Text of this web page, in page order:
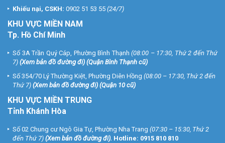
Online của công ty chúng tôi. Chúng tôi xin cam kết tất cả những
trong gian hàng đều có nguồn gốc và
xuất xứ rõ ràng. Đến đây, bạn sẽ nhận được sản phẩm có chất
lượng tốt, chế độ hậu mãi dài lâu cùng giá thành phải chăng.
Đặt mua hàng Online ngay hôm nay để được hỗ trợ giá tốt nhất.
Tham khảo thêm thông tin tạiFacebook Vuhoangtelecom
Khiếu nại, CSKH: 0902 51 53 55 (24/7)
KHU VỰC MIỀN NAM
Tp. Hồ Chí Minh
Số 3A Trần Quý Cáp, Phường Bình Thạnh (08:00 – 17:30, Thứ 2 đến Thứ
7) (Xem bản đồ đường đi) (Quận Bình Thạnh cũ)
Số 354/70 Lý Thường Kiệt, Phường Diên Hồng (08:00 – 17:30, Thứ 2 đến
Thứ 7) (Xem bản đồ đường đi) (Quận 10 cũ)
KHU VỰC MIỀN TRUNG
Tỉnh Khánh Hòa
Số 02 Chung cư Ngô Gia Tự, Phường Nha Trang (07:30 – 15:30, Thứ 2
đến Thứ 7) (Xem bản đồ đường đi). Hotline: 0915 810 810